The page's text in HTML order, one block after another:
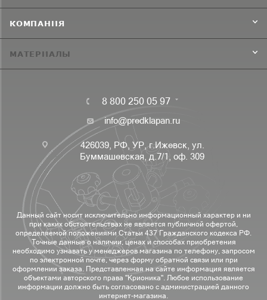
КОМПАНИЯ
МАТЕРИАЛЫ
8 800 250 05 97
info@predklapan.ru
426039, РФ, УР, г.Ижевск, ул.
Буммашевская, д.7/1, оф. 309
Данный сайт носит исключительно информационный характер и ни
при каких обстоятельствах не является публичной офертой,
определяемой положениями Статьи 437 Гражданского кодекса РФ.
Точные данные о наличии, ценах и способах приобретения
необходимо узнавать у менеджеров магазина по телефону, запросом
по электронной почте, через форму обратной связи или при
оформлении заказа. Представленная на сайте информация является
объектами авторского права "Крионика". Любое использование
информации должно быть согласовано с администрацией данного
интернет-магазина.